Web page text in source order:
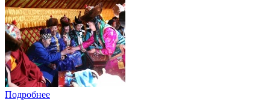
Подробнее